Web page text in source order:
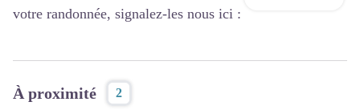
votre randonnée, signalez-les nous ici :
À proximité 2